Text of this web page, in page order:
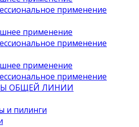
применение
применение
применение
применение
применение
ОБЩЕЙ ЛИНИИ
и пилинги